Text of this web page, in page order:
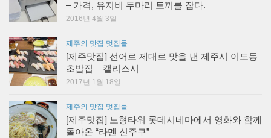
– 가격, 유지비 두마리 토끼를 잡다.
2016년 4월 3일
제주의 맛집 멋집들
[제주맛집] 선어로 제대로 맛을 낸 제주시 이도동
초밥집 – 캘리스시
2017년 1월 18일
제주의 맛집 멋집들
[제주맛집] 노형타워 롯데시네마에서 영화와 함께
돌아온 “라멘 신주쿠”